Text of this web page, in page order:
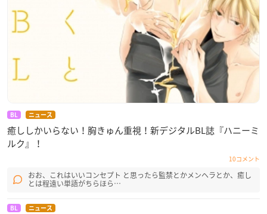
BL ニュース
癒ししかいらない！胸きゅん重視！新デジタルBL誌『ハニーミ
ルク』！
10コメント
おお、これはいいコンセプト と思ったら監禁とかメンヘラとか、癒し
とは程遠い単語がちらほら…
BL ニュース